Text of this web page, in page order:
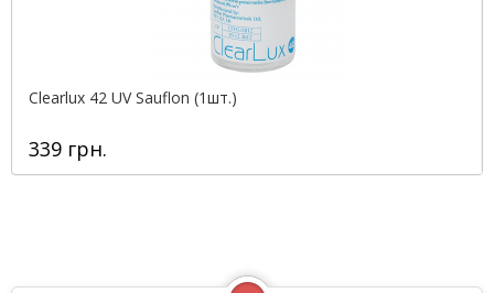
Clearlux 42 UV Sauflon (1шт.)
339 грн.